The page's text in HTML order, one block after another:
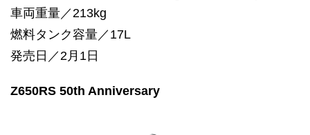
車両重量／213kg
燃料タンク容量／17L
発売日／2月1日
Z650RS 50th Anniversary